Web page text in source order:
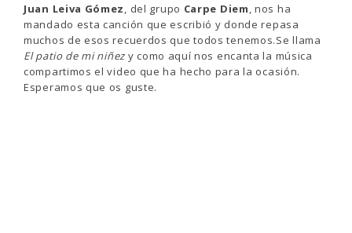
Juan Leiva Gómez , del grupo Carpe Diem , nos ha
mandado esta canción que escribió y donde repasa
muchos de esos recuerdos que todos tenemos.Se llama
El patio de mi niñez y como aquí nos encanta la música
compartimos el video que ha hecho para la ocasión.
Esperamos que os guste.